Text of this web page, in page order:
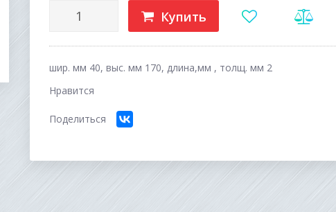
Купить
шир. мм 40, выс. мм 170, длина,мм , толщ. мм 2
Нравится
Поделиться